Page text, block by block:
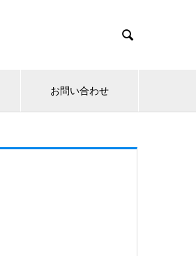

お問い合わせ